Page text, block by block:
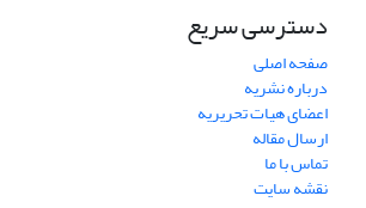
دسترسی سریع
صفحه اصلی
درباره نشریه
اعضای هیات تحریریه
ارسال مقاله
تماس با ما
نقشه سایت